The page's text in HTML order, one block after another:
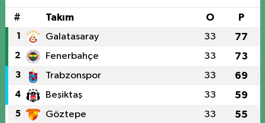
# Takım O P
1 Galatasaray 33 77
2 Fenerbahçe 33 73
3 Trabzonspor 33 69
4 Beşiktaş 33 59
5 Göztepe 33 55